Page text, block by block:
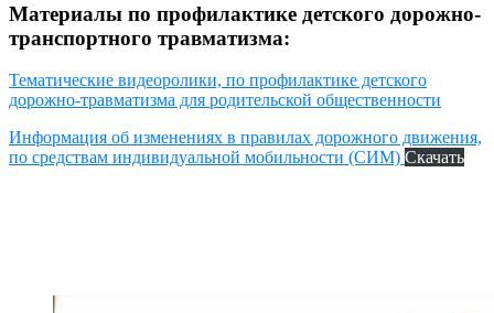
Материалы по профилактике детского дорожно-
транспортного травматизма:
Тематические видеоролики, по профилактике детского
дорожно-травматизма для родительской общественности
Информация об изменениях в правилах дорожного движения,
по средствам индивидуальной мобильности (СИМ) Скачать